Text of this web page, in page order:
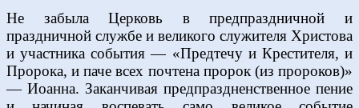
Не забыла Церковь в предпраздничной и
праздничной службе и великого служителя Христова
и участника события — «Предтечу и Крестителя, и
Пророка, и паче всех почтена пророк (из пророков)»
— Иоанна. Заканчивая предпраздненственное пение